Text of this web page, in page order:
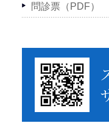
問診票（PDF）